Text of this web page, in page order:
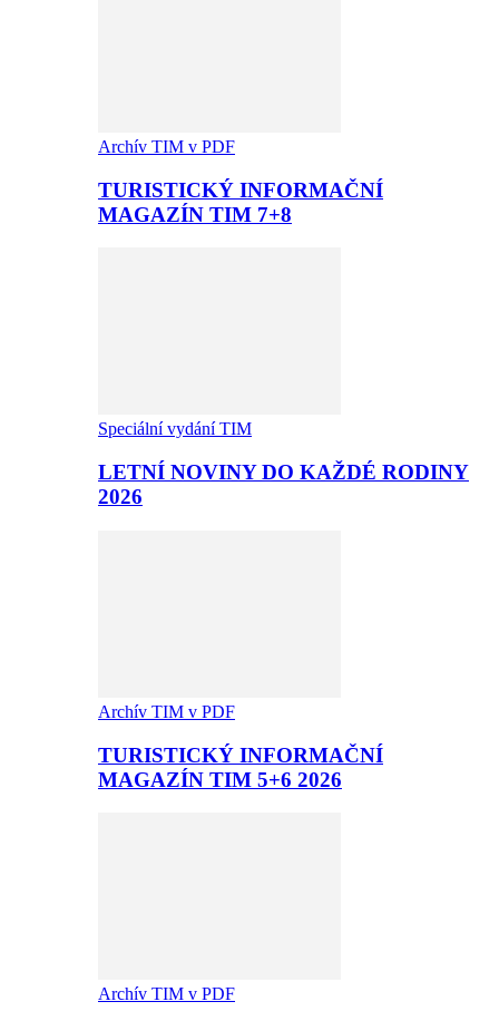
Archív TIM v PDF
TURISTICKÝ INFORMAČNÍ
MAGAZÍN TIM 7+8
Speciální vydání TIM
LETNÍ NOVINY DO KAŽDÉ RODINY
2026
Archív TIM v PDF
TURISTICKÝ INFORMAČNÍ
MAGAZÍN TIM 5+6 2026
Archív TIM v PDF